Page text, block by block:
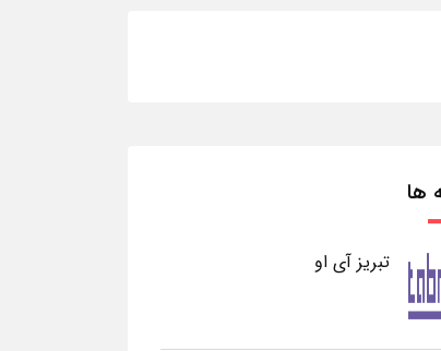
ها
تبریز آی او